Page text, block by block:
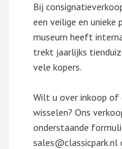
Bij
een veilige en unieke
museum heeft
trekt jaarlijks
vele kopers.
Wilt u over inkoop of
wisselen? Ons
onderstaande